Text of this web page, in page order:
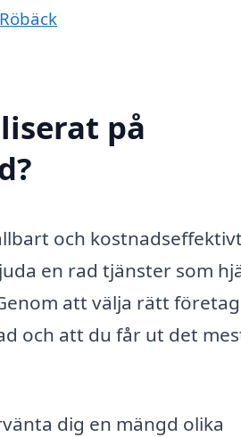
på
och kostnadseffektivt
en rad tjänster som
att välja rätt
och att du får ut det
dig en mängd olika